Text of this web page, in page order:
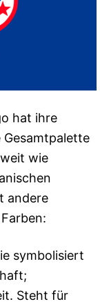
hat ihre
Gesamtpalette
wie
andere
symbolisiert
Steht für